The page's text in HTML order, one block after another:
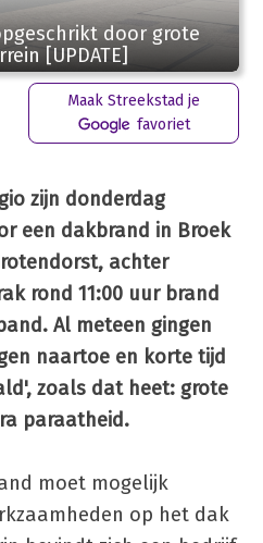
door grote
[UPDATE]
Maak Streekstad je
favoriet
zijn donderdag
een dakbrand in Broek
achter
rond 11:00 uur brand
Al meteen gingen
naartoe en korte tijd
zoals dat heet: grote
paraatheid.
moet mogelijk
op het dak